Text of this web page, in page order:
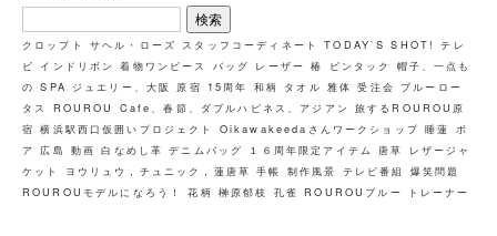
検
索:
クロップト サヘル・ローズ スタッフコーディネート TODAY`S SHOT!
テレ
ビ インドリボン 着物ワンピース バッグ レーザー 椿 ピンタック
帽子、一点も
の SPA ジュエリー、大阪 原宿 15周年 和柄 タオル 雅体 受注会 ブルーロー
タス
ROUROU Cafe、春節、ダブルハピネス、アジアン 旅するROUROU原
宿 横浜駅西口仮囲いプロジェクト Oikawakeedaさんワークショップ 睡蓮 ボ
ア 広島 動画 白なめし革 デニムバッグ １６周年限定アイテム 唐草
レザージャ
ケット
ヨウリュウ，チュニック，蓮唐草 手帳 制作風景 テレビ番組
爆笑問題
ROUROUモデルになろう！
花柄 榊原郁枝 孔雀 ROUROUブルー トレーナー